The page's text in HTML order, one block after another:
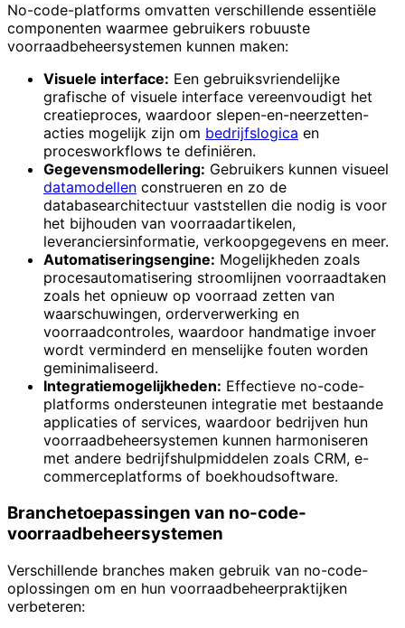
No-code-platforms omvatten verschillende essentiële
componenten waarmee gebruikers robuuste
voorraadbeheersystemen kunnen maken:
Visuele interface: Een gebruiksvriendelijke
grafische of visuele interface vereenvoudigt het
creatieproces, waardoor slepen-en-neerzetten-
acties mogelijk zijn om bedrijfslogica en
procesworkflows te definiëren.
Gegevensmodellering: Gebruikers kunnen visueel
datamodellen construeren en zo de
databasearchitectuur vaststellen die nodig is voor
het bijhouden van voorraadartikelen,
leveranciersinformatie, verkoopgegevens en meer.
Automatiseringsengine: Mogelijkheden zoals
procesautomatisering stroomlijnen voorraadtaken
zoals het opnieuw op voorraad zetten van
waarschuwingen, orderverwerking en
voorraadcontroles, waardoor handmatige invoer
wordt verminderd en menselijke fouten worden
geminimaliseerd.
Integratiemogelijkheden: Effectieve no-code-
platforms ondersteunen integratie met bestaande
applicaties of services, waardoor bedrijven hun
voorraadbeheersystemen kunnen harmoniseren
met andere bedrijfshulpmiddelen zoals CRM, e-
commerceplatforms of boekhoudsoftware.
Branchetoepassingen van no-code-
voorraadbeheersystemen
Verschillende branches maken gebruik van no-code-
oplossingen om en hun voorraadbeheerpraktijken
verbeteren: